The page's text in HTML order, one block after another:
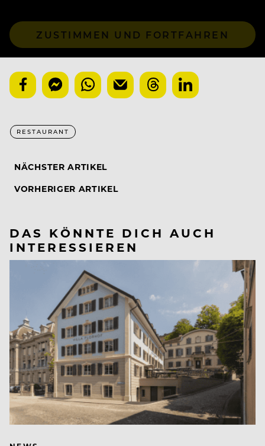
ZUSTIMMEN UND FORTFAHREN
RESTAURANT
NÄCHSTER ARTIKEL
VORHERIGER ARTIKEL
DAS KÖNNTE DICH AUCH
INTERESSIEREN